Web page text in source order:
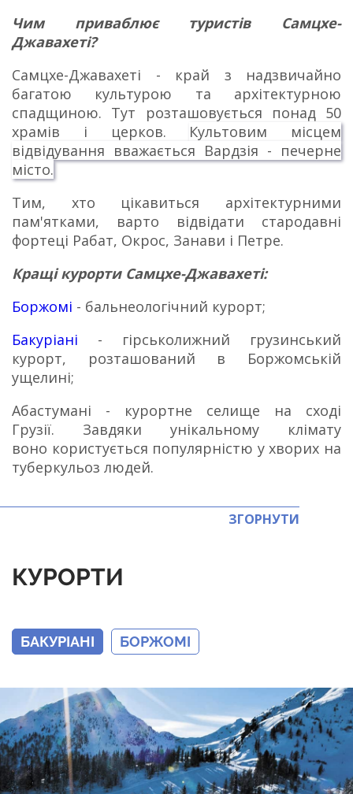
Чим приваблює туристів Самцхе-
Джавахеті?
Самцхе-Джавахеті - край з надзвичайно
багатою культурою та архітектурною
спадщиною. Тут розташовується понад 50
храмів і церков. Культовим місцем
відвідування вважається Вардзія - печерне
місто.
Тим, хто цікавиться архітектурними
пам'ятками, варто відвідати стародавні
фортеці Рабат, Окрос, Занави і Петре.
Кращі курорти Самцхе-Джавахеті:
Боржомі - бальнеологічний курорт;
Бакуріані - гірськолижний грузинський
курорт, розташований в Боржомській
ущелині;
Абастумані - курортне селище на сході
Грузії. Завдяки унікальному клімату
воно користується популярністю у хворих на
туберкульоз людей.
ЗГОРНУТИ
КУРОРТИ
БАКУРІАНІ БОРЖОМІ